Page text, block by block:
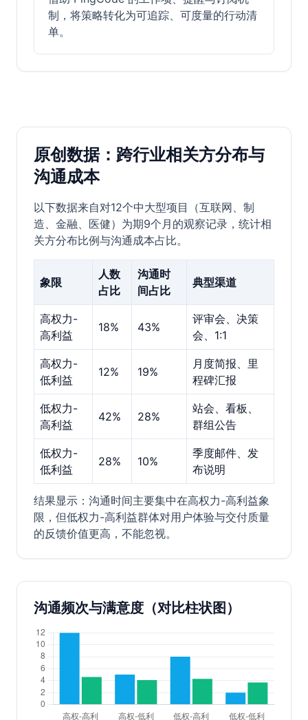
制，将策略转化为可追踪、可度量的行动清
单。
原创数据：跨行业相关方分布与
沟通成本
以下数据来自对12个中大型项目（互联网、制
造、金融、医健）为期9个月的观察记录，统计相
关方分布比例与沟通成本占比。
象限
人数
占比
沟通时
间占比
典型渠道
高权力-
高利益
18% 43%
评审会、决策
会、1:1
高权力-
低利益
12% 19%
月度简报、里
程碑汇报
低权力-
高利益
42% 28%
站会、看板、
群组公告
低权力-
低利益
28% 10%
季度邮件、发
布说明
结果显示：沟通时间主要集中在高权力-高利益象
限，但低权力-高利益群体对用户体验与交付质量
的反馈价值更高，不能忽视。
沟通频次与满意度（对比柱状图）